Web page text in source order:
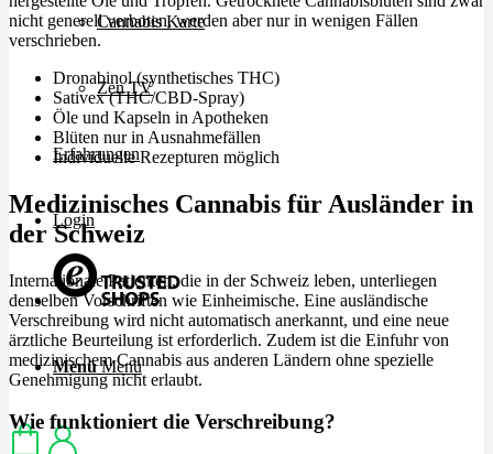
Cannabis Karte
Zen TV
Erfahrungen
Login
Menü Menü
nicht generell verboten, werden aber nur in wenigen Fällen
verschrieben.
Dronabinol (synthetisches THC)
Sativex (THC/CBD-Spray)
Öle und Kapseln in Apotheken
Blüten nur in Ausnahmefällen
Individuelle Rezepturen möglich
Medizinisches Cannabis für Ausländer in
der Schweiz
Internationale Patienten, die in der Schweiz leben, unterliegen
denselben Vorschriften wie Einheimische. Eine ausländische
Verschreibung wird nicht automatisch anerkannt, und eine neue
ärztliche Beurteilung ist erforderlich. Zudem ist die Einfuhr von
medizinischem Cannabis aus anderen Ländern ohne spezielle
Genehmigung nicht erlaubt.
Wie funktioniert die Verschreibung?